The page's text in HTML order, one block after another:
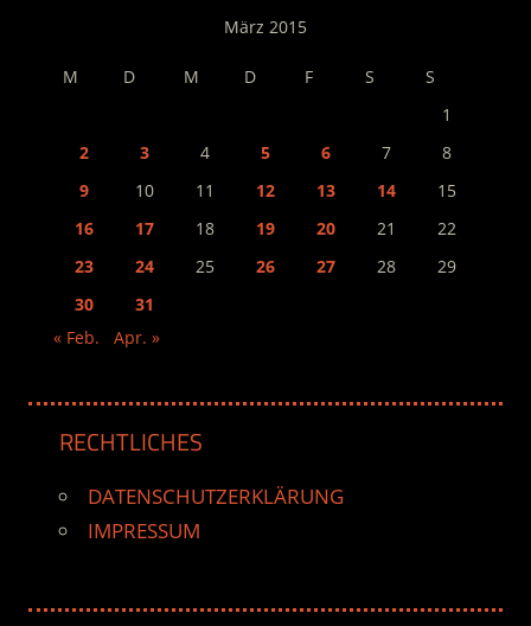
März 2015
M D M D F S
S
1
2
3 4 5 6 7
8
9
10 11 12 13 14
15
16
17 18 19 20 21
22
23
24 25 26 27 28
29
30
31
« Feb.
Apr. »
RECHTLICHES
DATENSCHUTZERKLÄRUNG
IMPRESSUM